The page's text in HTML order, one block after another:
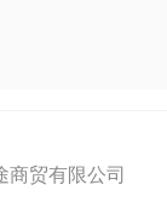
商贸有限公司